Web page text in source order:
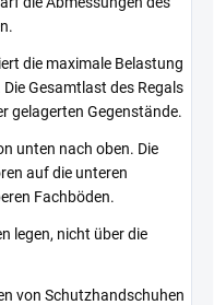
die maximale Belastung
Gesamtlast des Regals
gelagerten Gegenstände.
unten nach oben. Die
auf die unteren
Fachböden.
legen, nicht über die
von Schutzhandschuhen